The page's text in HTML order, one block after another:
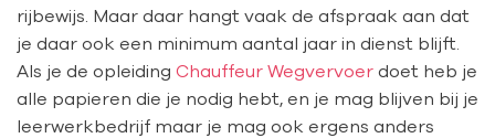
rijbewijs. Maar daar hangt vaak de afspraak aan dat
je daar ook een minimum aantal jaar in dienst blijft.
Als je de opleiding Chauffeur Wegvervoer doet heb je
alle papieren die je nodig hebt, en je mag blijven bij je
leerwerkbedrijf maar je mag ook ergens anders